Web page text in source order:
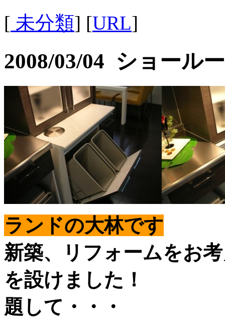
[ 未分類] [URL]
2008/03/04 ショール
ランドの大林です
新築、リフォームをお
を設けました！
題して・・・